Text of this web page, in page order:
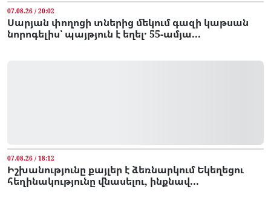
07.08.26 / 20:02
Սարյան փողոցի տներից մեկում գազի կաթսան
նորոգելիս՝ պայթյուն է եղել․ 55-ամյա...
07.08.26 / 18:12
Իշխանությունը քայլեր է ձեռնարկում Եկեղեցու
հեղինակությունը վնասելու, ինքնավ...